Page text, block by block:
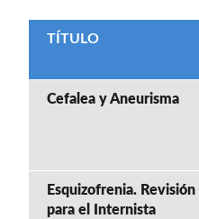
TÍTULO
Cefalea y Aneurisma
Esquizofrenia. Revisión
para el Internista